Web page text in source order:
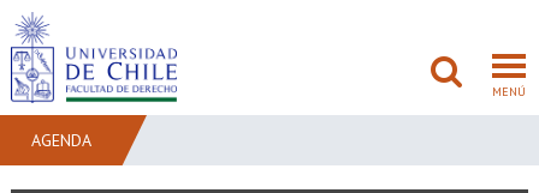
MENÚ
AGENDA